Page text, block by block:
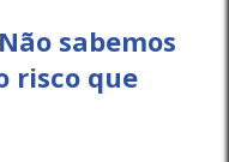
sabemos
risco que